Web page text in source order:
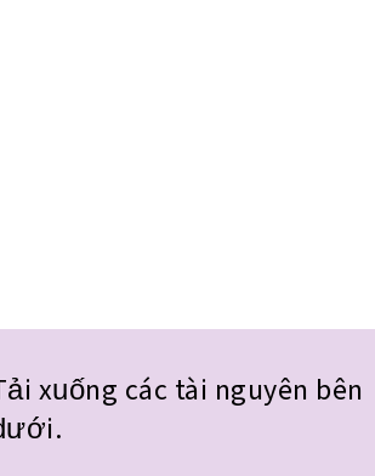
xuống các tài nguyên bên